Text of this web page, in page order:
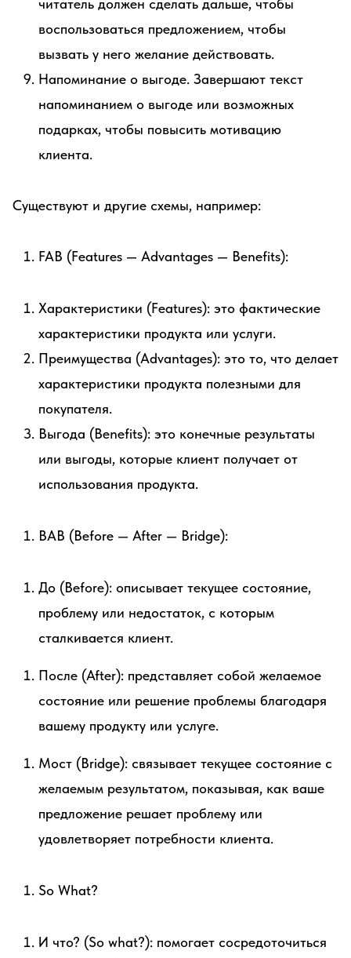
читатель должен сделать дальше, чтобы
воспользоваться предложением, чтобы
вызвать у него желание действовать.
Напоминание о выгоде. Завершают текст
напоминанием о выгоде или возможных
подарках, чтобы повысить мотивацию
клиента.
Существуют и другие схемы, например:
FAB (Features — Advantages — Benefits):
Характеристики (Features): это фактические
характеристики продукта или услуги.
Преимущества (Advantages): это то, что делает
характеристики продукта полезными для
покупателя.
Выгода (Benefits): это конечные результаты
или выгоды, которые клиент получает от
использования продукта.
BAB (Before — After — Bridge):
До (Before): описывает текущее состояние,
проблему или недостаток, с которым
сталкивается клиент.
После (After): представляет собой желаемое
состояние или решение проблемы благодаря
вашему продукту или услуге.
Мост (Bridge): связывает текущее состояние с
желаемым результатом, показывая, как ваше
предложение решает проблему или
удовлетворяет потребности клиента.
So What?
И что? (So what?): помогает сосредоточиться